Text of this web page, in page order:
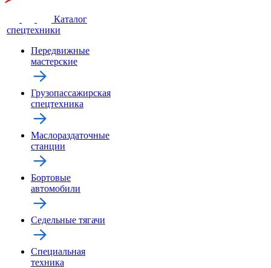
Каталог
спецтехники
Передвижные
мастерские
Грузопассажирская
спецтехника
Маслораздаточные
станции
Бортовые
автомобили
Седельные тягачи
Специальная
техника